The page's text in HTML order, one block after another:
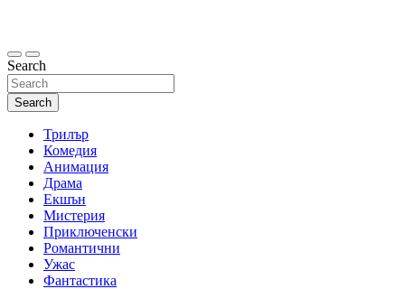
Search
Search
Трилър
Комедия
Анимация
Драма
Екшън
Мистерия
Приключенски
Романтични
Ужас
Фантастика